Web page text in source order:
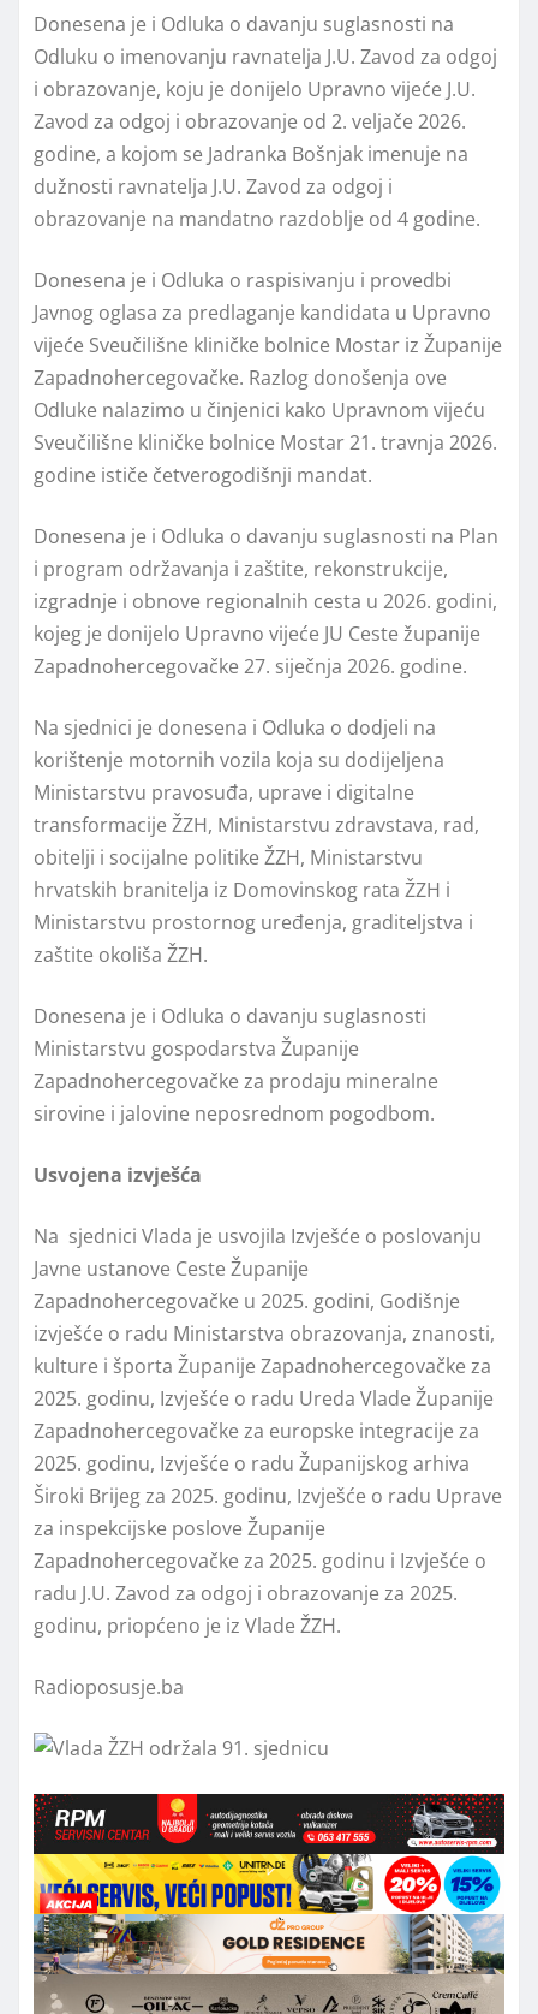
Donesena je i Odluka o davanju suglasnosti na
Odluku o imenovanju ravnatelja J.U. Zavod za odgoj
i obrazovanje, koju je donijelo Upravno vijeće J.U.
Zavod za odgoj i obrazovanje od 2. veljače 2026.
godine, a kojom se Jadranka Bošnjak imenuje na
dužnosti ravnatelja J.U. Zavod za odgoj i
obrazovanje na mandatno razdoblje od 4 godine.
Donesena je i Odluka o raspisivanju i provedbi
Javnog oglasa za predlaganje kandidata u Upravno
vijeće Sveučilišne kliničke bolnice Mostar iz Županije
Zapadnohercegovačke. Razlog donošenja ove
Odluke nalazimo u činjenici kako Upravnom vijeću
Sveučilišne kliničke bolnice Mostar 21. travnja 2026.
godine ističe četverogodišnji mandat.
Donesena je i Odluka o davanju suglasnosti na Plan
i program održavanja i zaštite, rekonstrukcije,
izgradnje i obnove regionalnih cesta u 2026. godini,
kojeg je donijelo Upravno vijeće JU Ceste županije
Zapadnohercegovačke 27. siječnja 2026. godine.
Na sjednici je donesena i Odluka o dodjeli na
korištenje motornih vozila koja su dodijeljena
Ministarstvu pravosuđa, uprave i digitalne
transformacije ŽZH, Ministarstvu zdravstava, rad,
obitelji i socijalne politike ŽZH, Ministarstvu
hrvatskih branitelja iz Domovinskog rata ŽZH i
Ministarstvu prostornog uređenja, graditeljstva i
zaštite okoliša ŽZH.
Donesena je i Odluka o davanju suglasnosti
Ministarstvu gospodarstva Županije
Zapadnohercegovačke za prodaju mineralne
sirovine i jalovine neposrednom pogodbom.
Usvojena izvješća
Na sjednici Vlada je usvojila Izvješće o poslovanju
Javne ustanove Ceste Županije
Zapadnohercegovačke u 2025. godini, Godišnje
izvješće o radu Ministarstva obrazovanja, znanosti,
kulture i športa Županije Zapadnohercegovačke za
2025. godinu, Izvješće o radu Ureda Vlade Županije
Zapadnohercegovačke za europske integracije za
2025. godinu, Izvješće o radu Županijskog arhiva
Široki Brijeg za 2025. godinu, Izvješće o radu Uprave
za inspekcijske poslove Županije
Zapadnohercegovačke za 2025. godinu i Izvješće o
radu J.U. Zavod za odgoj i obrazovanje za 2025.
godinu, priopćeno je iz Vlade ŽZH.
Radioposusje.ba